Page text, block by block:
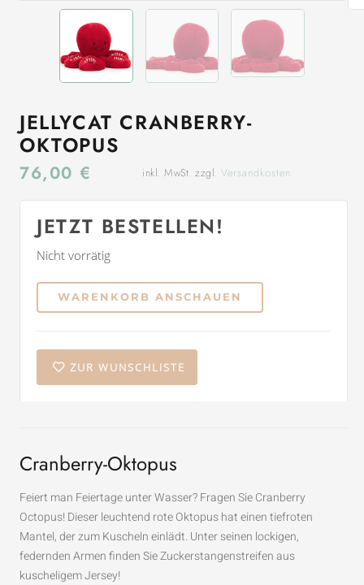
JELLYCAT CRANBERRY-
OKTOPUS
76,00 € inkl. MwSt. zzgl.Versandkosten
JETZT BESTELLEN!
Nicht vorrätig
WARENKORB ANSCHAUEN
ZUR WUNSCHLISTE
Cranberry-Oktopus
Feiert man Feiertage unter Wasser? Fragen Sie Cranberry
Octopus! Dieser leuchtend rote Oktopus hat einen tiefroten
Mantel, der zum Kuscheln einlädt. Unter seinen lockigen,
federnden Armen finden Sie Zuckerstangenstreifen aus
kuscheligem Jersey!